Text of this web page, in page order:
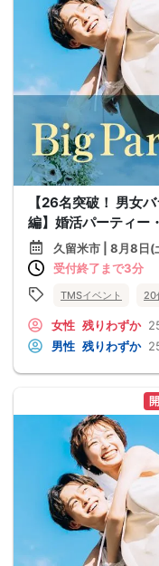
【26名突破！ 男女
編】婚活パーティ
久留米市 | 8月8日(
受付終了まで3分
TMSイベント 20
女性 残りわずか
男性 残りわずか